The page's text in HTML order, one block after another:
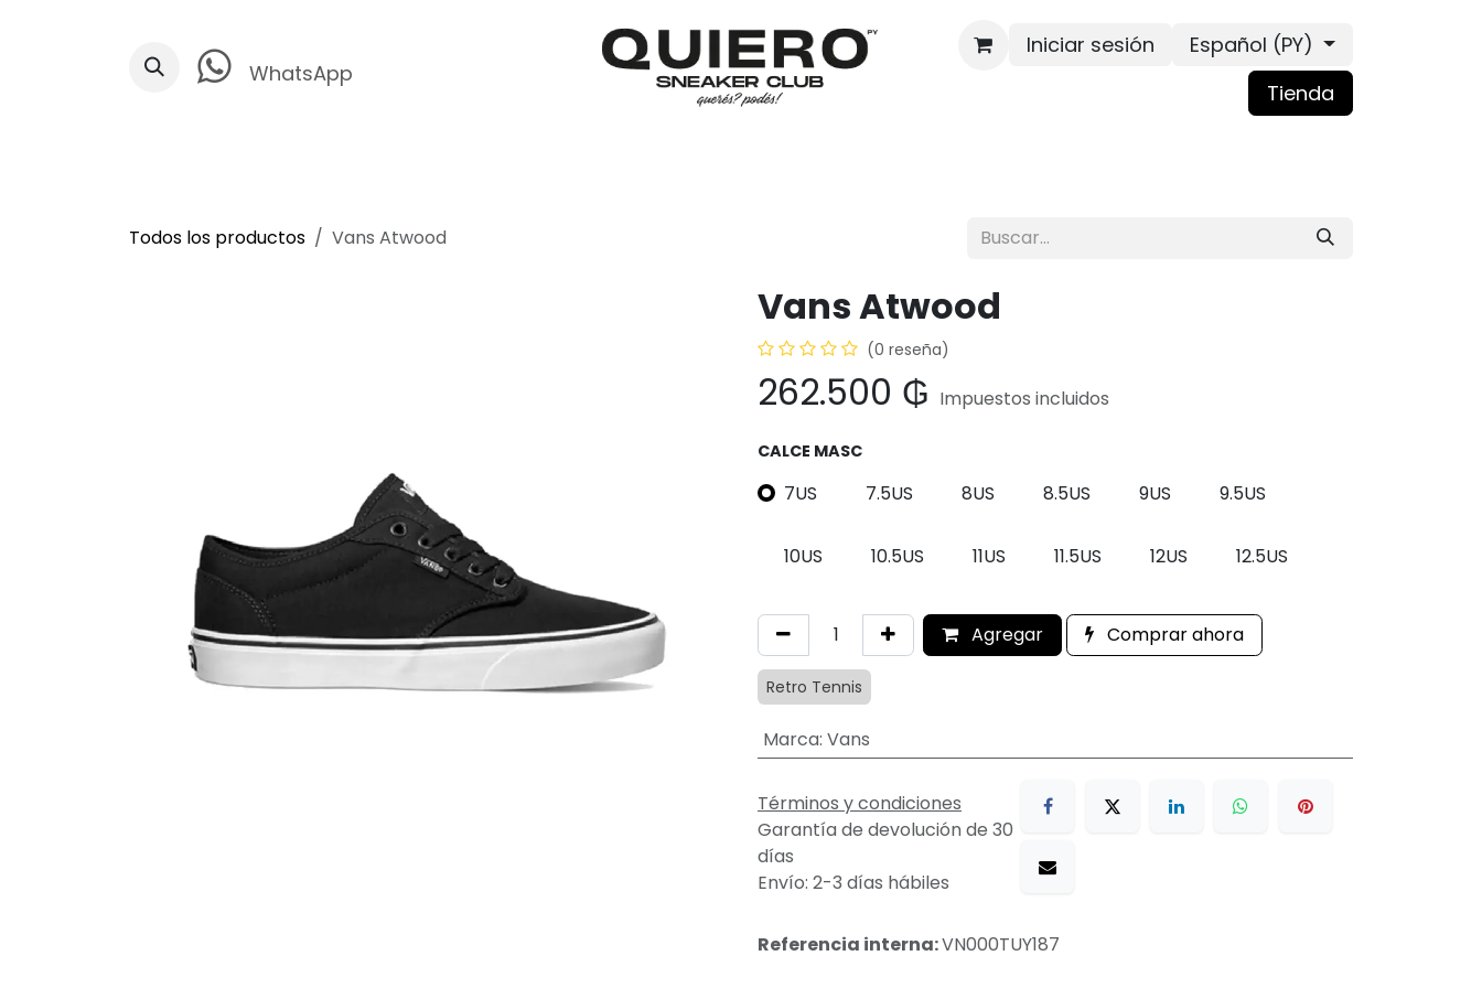
WhatsApp
Iniciar sesión
Español (PY)
Tienda
Todos los productos Vans Atwood
Vans Atwood
(0 reseña)
262.500 ₲ Impuestos incluidos
CALCE MASC
7US 7.5US 8US 8.5US 9US 9.5US
10US 10.5US 11US 11.5US 12US 12.5US
Agregar Comprar ahora
Retro Tennis
Marca: Vans
Términos y condiciones
Garantía de devolución de 30
días
Envío: 2-3 días hábiles
Referencia interna:VN000TUY187